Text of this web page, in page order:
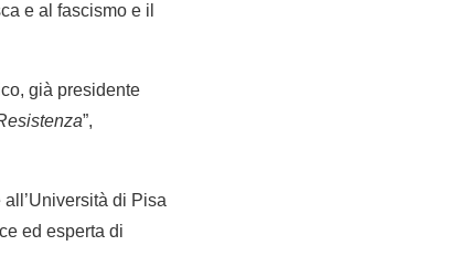
e al fascismo e il
già presidente
”,
di Pisa
ed esperta di